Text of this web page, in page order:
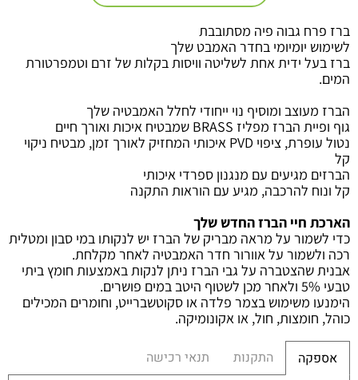
ברז פרח גבוה פיה מסתובבת
לשימוש יומיומי בחדר האמבט שלך
ברז בעל ידית אחת לשליטה וויסות בקלות של זרם וטמפרטורת
המים.
הברז מעוצב ומוסיף נוי ייחודי לחלל האמבטיה שלך
גוף ופיית הברז מפליז BRASS שמבטיח איכות ואורך חיים
נטול עופרת, ציפוי PVD איכותי המחזיק לאורך זמן, מבטיח ניקוי
קל
הברזים מגיעים עם מנגנון ספרדי איכותי
קל ונוח להרכבה, מגיע עם הוראות התקנה
הארכת חיי הברז החדש שלך
כדי לשמור על מראה מבריק של הברז יש לנקותו במי סבון ומטלית
רכה ולשמור על אוורור חדר האמבטיה לאחר מקלחת.
אבנית שהצטברה על גבי הברז ניתן לנקות באמצעות חומץ ביתי
טבעי 5% ולאחר מכן לשטוף היטב במים פושרים.
הימנעו משימוש בצמר פלדה או סקוטשברייט, וחומרים המכילים
כוהל, חומצות, חול, או אקונומיקה.
אספקה התקנות תנאי רכישה